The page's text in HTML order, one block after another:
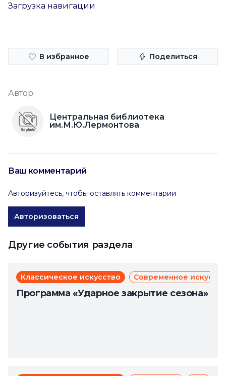
Загрузка навигации
В избранное Поделиться
Автор
Центральная библиотека
им.М.Ю.Лермонтова
Ваш комментарий
Авторизуйтесь, чтобы оставлять комментарии
Авторизоваться
Другие события раздела
Классическое искусство Современное
Программа «Ударное закрытие сезона»